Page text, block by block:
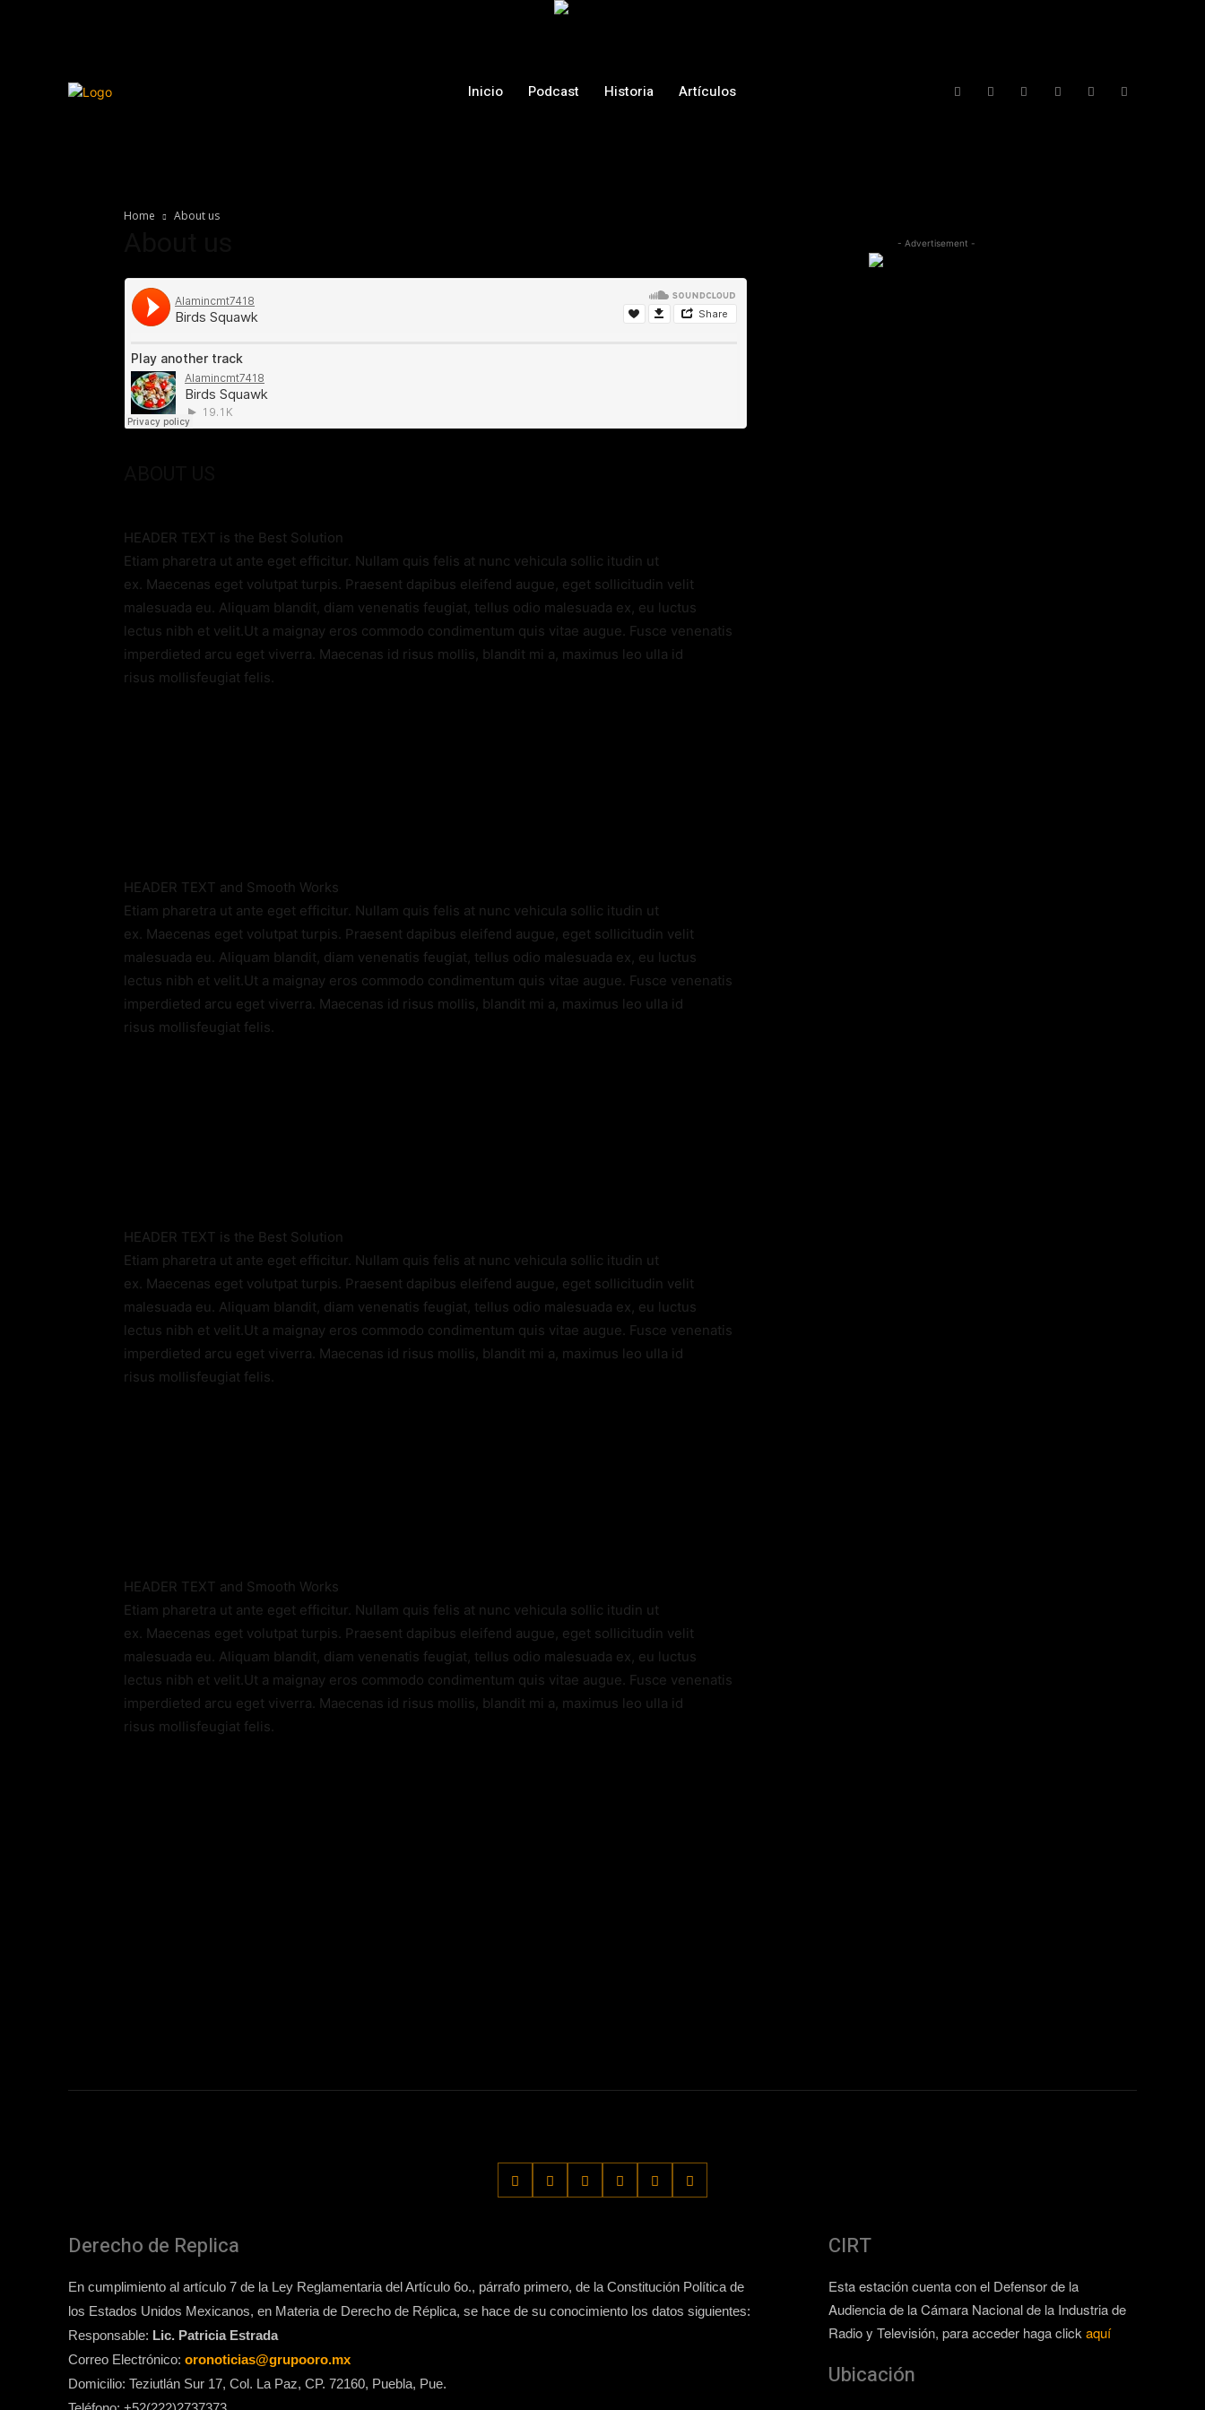
Inicio Podcast Historia Artículos
Home About us
HEADER TEXT is the Best Solution
Etiam pharetra ut ante eget efficitur. Nullam quis felis at nunc vehicula sollic itudin ut
ex. Maecenas eget volutpat turpis. Praesent dapibus eleifend augue, eget sollicitudin velit
malesuada eu. Aliquam blandit, diam venenatis feugiat, tellus odio malesuada ex, eu luctus
lectus nibh et velit.Ut a maignay eros commodo condimentum quis vitae augue. Fusce venenatis
imperdieted arcu eget viverra. Maecenas id risus mollis, blandit mi a, maximus leo ulla id
risus mollisfeugiat felis.
HEADER TEXT and Smooth Works
Etiam pharetra ut ante eget efficitur. Nullam quis felis at nunc vehicula sollic itudin ut
ex. Maecenas eget volutpat turpis. Praesent dapibus eleifend augue, eget sollicitudin velit
malesuada eu. Aliquam blandit, diam venenatis feugiat, tellus odio malesuada ex, eu luctus
lectus nibh et velit.Ut a maignay eros commodo condimentum quis vitae augue. Fusce venenatis
imperdieted arcu eget viverra. Maecenas id risus mollis, blandit mi a, maximus leo ulla id
risus mollisfeugiat felis.
HEADER TEXT is the Best Solution
Etiam pharetra ut ante eget efficitur. Nullam quis felis at nunc vehicula sollic itudin ut
ex. Maecenas eget volutpat turpis. Praesent dapibus eleifend augue, eget sollicitudin velit
malesuada eu. Aliquam blandit, diam venenatis feugiat, tellus odio malesuada ex, eu luctus
lectus nibh et velit.Ut a maignay eros commodo condimentum quis vitae augue. Fusce venenatis
imperdieted arcu eget viverra. Maecenas id risus mollis, blandit mi a, maximus leo ulla id
risus mollisfeugiat felis.
HEADER TEXT and Smooth Works
Etiam pharetra ut ante eget efficitur. Nullam quis felis at nunc vehicula sollic itudin ut
ex. Maecenas eget volutpat turpis. Praesent dapibus eleifend augue, eget sollicitudin velit
malesuada eu. Aliquam blandit, diam venenatis feugiat, tellus odio malesuada ex, eu luctus
lectus nibh et velit.Ut a maignay eros commodo condimentum quis vitae augue. Fusce venenatis
imperdieted arcu eget viverra. Maecenas id risus mollis, blandit mi a, maximus leo ulla id
risus mollisfeugiat felis.
- Advertisement -
Derecho de Replica
En cumplimiento al artículo 7 de la Ley Reglamentaria del Artículo 6o., párrafo primero, de la Constitución Política de
los Estados Unidos Mexicanos, en Materia de Derecho de Réplica, se hace de su conocimiento los datos siguientes:
Responsable: Lic. Patricia Estrada
Correo Electrónico: oronoticias@grupooro.mx
Domicilio: Teziutlán Sur 17, Col. La Paz, CP. 72160, Puebla, Pue.
CIRT
Esta estación cuenta con el Defensor de la
Audiencia de la Cámara Nacional de la Industria de
Radio y Televisión, para acceder haga click aquí
Ubicación